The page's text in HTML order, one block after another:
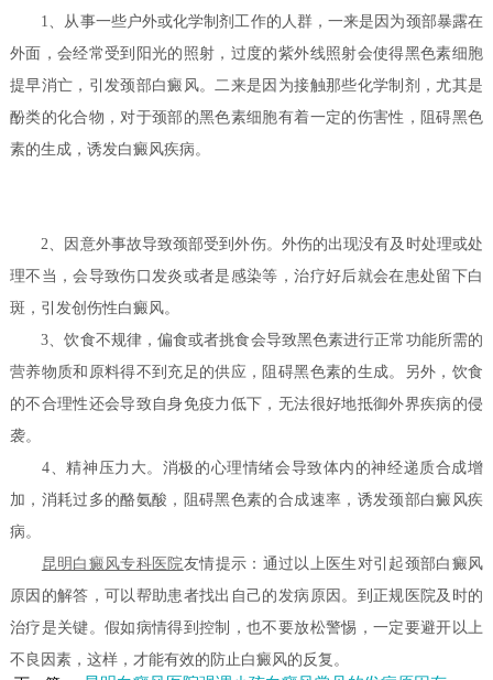
1、从事一些户外或化学制剂工作的人群，一来是因为颈部暴露在
外面，会经常受到阳光的照射，过度的紫外线照射会使得黑色素细胞
提早消亡，引发颈部白癜风。二来是因为接触那些化学制剂，尤其是
酚类的化合物，对于颈部的黑色素细胞有着一定的伤害性，阻碍黑色
素的生成，诱发白癜风疾病。
2、因意外事故导致颈部受到外伤。外伤的出现没有及时处理或处
理不当，会导致伤口发炎或者是感染等，治疗好后就会在患处留下白
斑，引发创伤性白癜风。
3、饮食不规律，偏食或者挑食会导致黑色素进行正常功能所需的
营养物质和原料得不到充足的供应，阻碍黑色素的生成。另外，饮食
的不合理性还会导致自身免疫力低下，无法很好地抵御外界疾病的侵
袭。
4、精神压力大。消极的心理情绪会导致体内的神经递质合成增
加，消耗过多的酪氨酸，阻碍黑色素的合成速率，诱发颈部白癜风疾
病。
昆明白癜风专科医院友情提示：通过以上医生对引起颈部白癜风
原因的解答，可以帮助患者找出自己的发病原因。到正规医院及时的
治疗是关键。假如病情得到控制，也不要放松警惕，一定要避开以上
不良因素，这样，才能有效的防止白癜风的反复。